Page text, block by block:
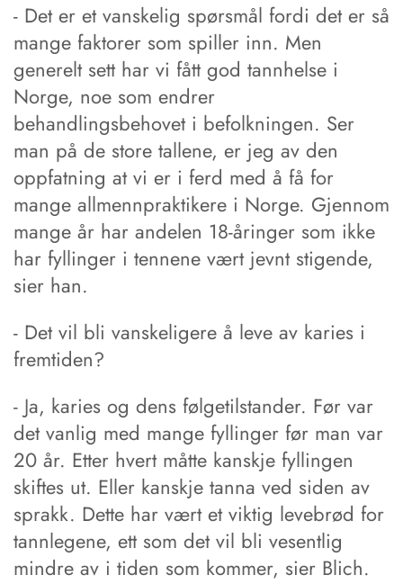
- Det er et vanskelig spørsmål fordi det er så
mange faktorer som spiller inn. Men
generelt sett har vi fått god tannhelse i
Norge, noe som endrer
behandlingsbehovet i befolkningen. Ser
man på de store tallene, er jeg av den
oppfatning at vi er i ferd med å få for
mange allmennpraktikere i Norge. Gjennom
mange år har andelen 18-åringer som ikke
har fyllinger i tennene vært jevnt stigende,
sier han.
- Det vil bli vanskeligere å leve av karies i
fremtiden?
- Ja, karies og dens følgetilstander. Før var
det vanlig med mange fyllinger før man var
20 år. Etter hvert måtte kanskje fyllingen
skiftes ut. Eller kanskje tanna ved siden av
sprakk. Dette har vært et viktig levebrød for
tannlegene, ett som det vil bli vesentlig
mindre av i tiden som kommer, sier Blich.